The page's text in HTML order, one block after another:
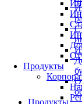
Продукты
Продукты